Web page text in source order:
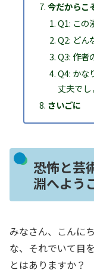
今だから
Q1: この
Q2: どん
Q3: 作者
Q4: かな
丈夫でし
さいごに
恐怖と芸
淵へよう
みなさん、こんに
な、それでいて目
とはありますか？